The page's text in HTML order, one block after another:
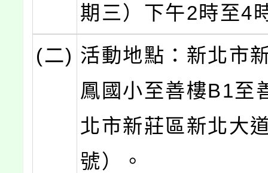
期三）下午2時至4
(二) 活動地點：新北市
鳳國小至善樓B1至
北市新莊區新北大
號）。